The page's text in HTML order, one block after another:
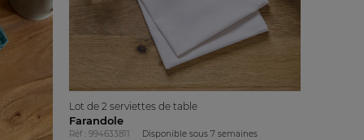
Lot de 2 serviettes de table
Farandole
Réf : 994633811 Disponible sous7 semaines